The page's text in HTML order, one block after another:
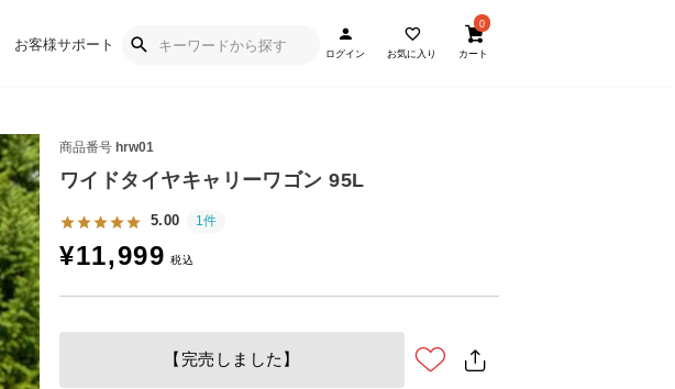
お客様サポート
ログイン お気に入り
0
カート
商品番号 hrw01
ワイドタイヤキャリーワゴン 95L
5.00 1件
¥11,999
【完売しました】